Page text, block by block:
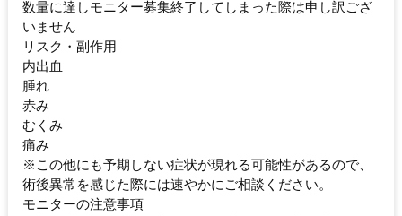
数量に達しモニター募集終了してしまった際は申し訳ござ
いません
リスク・副作用
内出血
腫れ
赤み
むくみ
痛み
※この他にも予期しない症状が現れる可能性があるので、
術後異常を感じた際には速やかにご相談ください。
モニターの注意事項